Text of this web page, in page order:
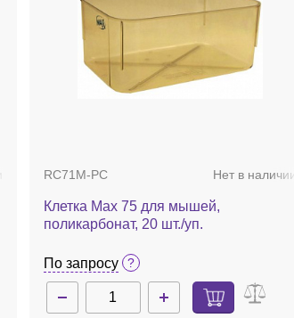
Нет в наличии
RC71M-PC Нет в наличии
Клетка Max 75 для мышей,
поликарбонат, 20 шт./уп.
По запросу